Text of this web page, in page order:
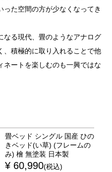
った空間の方が少なくなってき
なる現代、畳のようなアナログ
、積極的に取り入れることで他
ネートを楽しむのも一興ではな
畳ベッド シングル 国産 ひの
きベッド(い草) (フレームの
み) 檜 無塗装 日本製
¥ 60,990(税込)